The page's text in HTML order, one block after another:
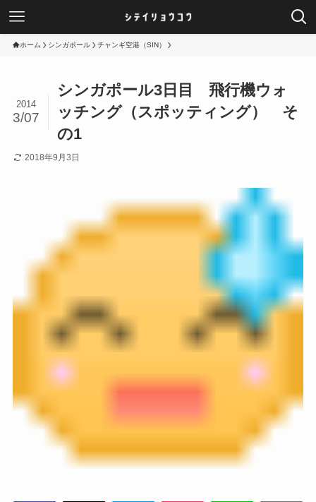
ホーム シンガポール チャンギ空港（SIN）
シンガポール3日目 飛行機ウォ
ッチング（スポッティング） そ
の1
2014
3/07
2018年9月3日